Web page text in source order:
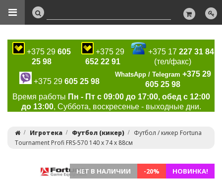
+375 29 605
25 98
+375 29
652 22 91
+375 17227 31 84
(тел/факс)
+375 29 605 25 98
WhatsApp / Telegram +375 29
605 25 98
Время работы Пн - Пт с 09:00 до 17:00, обед с 12:00
до 13:00, Суббота, воскресенье - выходные дни.
Игротека Футбол (кикер)
Футбол / кикер Fortuna
Tournament Profi FRS-570 140 х 74 х 88см
НЕТ В НАЛИЧИИ -20% НОВИНКА!